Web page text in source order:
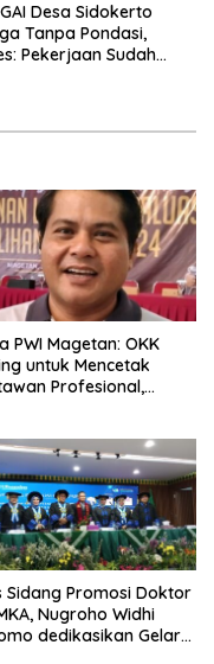
Desa Sidokerto
Tanpa Pondasi,
Pekerjaan Sudah
PWI Magetan: OKK
untuk Mencetak
Profesional,
Sidang Promosi Doktor
Nugroho Widhi
dedikasikan Gelar